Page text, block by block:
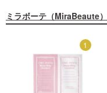
ミラボーテ（MiraBeaute）
1